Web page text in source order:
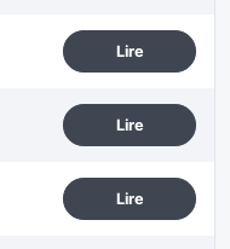
Lire
Lire
Lire